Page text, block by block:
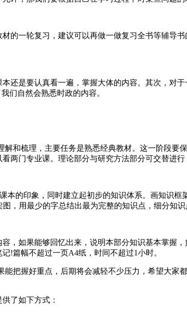
的一轮复习，建议可以再做一做复习全书等辅导
还是要认真看一遍，掌握大体的内容。其次，对
们自然会熟悉时政的内容。
和梳理，主要任务是熟悉经典教材。这一阶段
两门专业课。理论部分与研究方法部分可交替进行
本的印象，同时建立起初步的知识体系。画知识
，用最少的字总结出最为完整的知识点，细分知
，如果能够回忆出来，说明本部分知识基本掌握
!篇幅不超过一页A4纸，时间不超过1小时。
把握好重点，后期将会减轻不少压力，希望大
了如下方式：